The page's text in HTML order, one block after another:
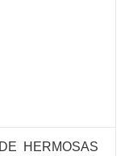
HERMOSAS